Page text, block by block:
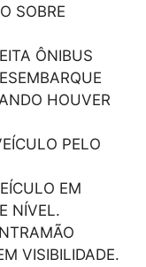
SOBRE
ÔNIBUS
HOUVER
PELO
EM
NÍVEL.
VISIBILIDADE.